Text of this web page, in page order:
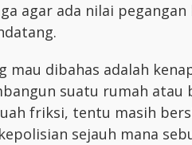
agar ada nilai
mau dibahas adalah
suatu rumah atau
friksi, tentu masih
sejauh mana